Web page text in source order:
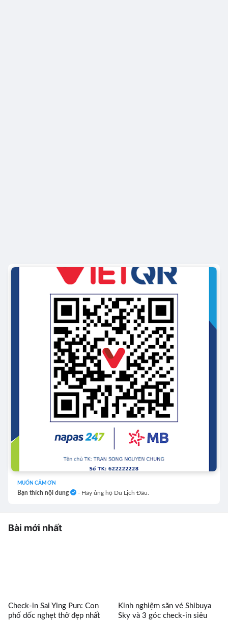
MUỐN CẢM ƠN
Bạn thích nội dung - Hãy ủng hộ Du Lịch Đâu.
Bài mới nhất
Check-in Sai Ying Pun: Con
phố dốc nghẹt thở đẹp nhất
Kinh nghiệm săn vé Shibuya
Sky và 3 góc check-in siêu